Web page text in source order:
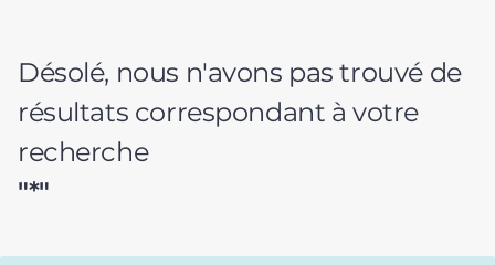
Désolé, nous n'avons pas trouvé de
résultats correspondant à votre
recherche
"*"